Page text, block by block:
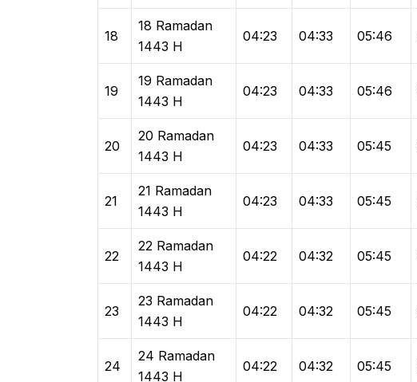
18
18 Ramadan
1443 H
04:23 04:33 05:46
19
19 Ramadan
1443 H
04:23 04:33 05:46
20
20 Ramadan
1443 H
04:23 04:33 05:45
21
21 Ramadan
1443 H
04:23 04:33 05:45
22
22 Ramadan
1443 H
04:22 04:32 05:45
23
23 Ramadan
1443 H
04:22 04:32 05:45
24
24 Ramadan
1443 H
04:22 04:32 05:45